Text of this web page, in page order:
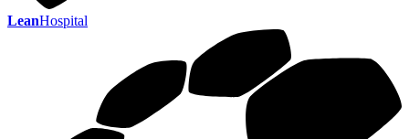
LeanHospital